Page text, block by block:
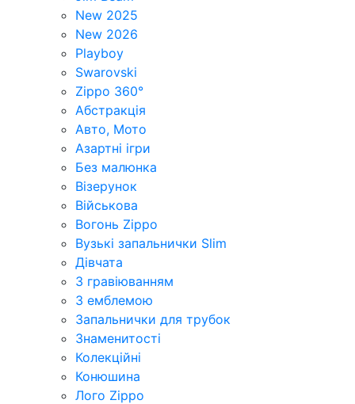
New 2025
New 2026
Playboy
Swarovski
Zippo 360°
Абстракція
Авто, Мото
Азартні ігри
Без малюнка
Візерунок
Військова
Вогонь Zippo
Вузькі запальнички Slim
Дівчата
З гравіюванням
З емблемою
Запальнички для трубок
Знаменитості
Колекційні
Конюшина
Лого Zippo